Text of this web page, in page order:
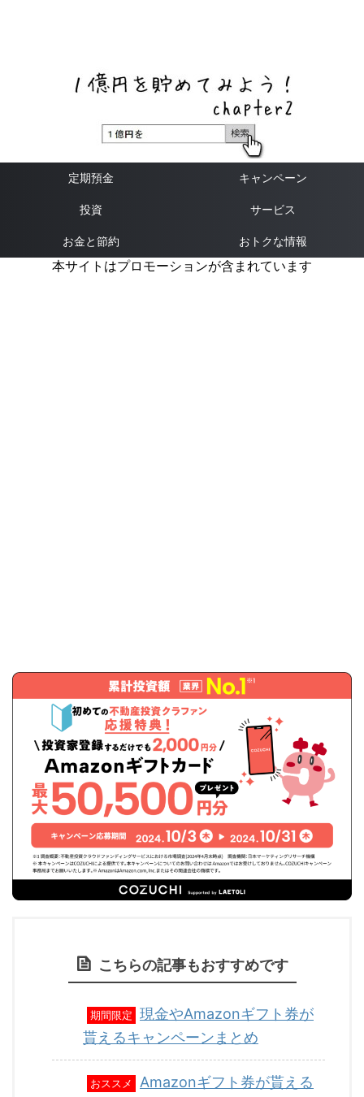
定期預金 キャンペーン
投資 サービス
お金と節約 おトクな情報
本サイトはプロモーションが含まれています
こちらの記事もおすすめです
期間限定
現金やAmazonギフト券が
貰えるキャンペーンまとめ
おススメ Amazonギフト券が貰える